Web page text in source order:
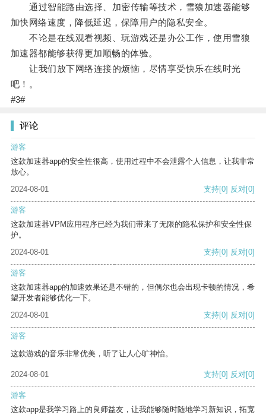
通过智能路由选择、加密传输等技术，雪狼加速器能够
加快网络速度，降低延迟，保障用户的隐私安全。
不论是在线观看视频、玩游戏还是办公工作，使用雪狼
加速器都能够获得更加顺畅的体验。
让我们放下网络连接的烦恼，尽情享受快乐在线时光
吧！。
#3#
评论
游客
这款加速器app的安全性很高，使用过程中不会泄露个人信息，让我非常
放心。
2024-08-01
支持[0] 反对[0]
游客
这款加速器VPM应用程序已经为我们带来了无限的隐私保护和安全性保
护。
2024-08-01
支持[0] 反对[0]
游客
这款加速器app的加速效果还是不错的，但偶尔也会出现卡顿的情况，希
望开发者能够优化一下。
2024-08-01
支持[0] 反对[0]
游客
这款游戏的音乐非常优美，听了让人心旷神怡。
2024-08-01 支持[0] 反对[0]
游客
这款app是我学习路上的良师益友，让我能够随时随地学习新知识，拓宽